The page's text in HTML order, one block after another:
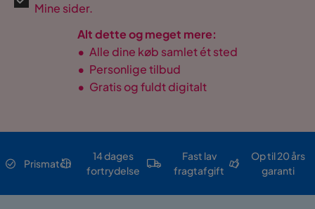
Mine sider.
Alt dette og meget mere:
• Alle dine køb samlet ét sted
• Personlige tilbud
• Gratis og fuldt digitalt
Prismatch
14 dages
fortrydelse
Fast lav
fragtafgift
Op til 20 års
garanti